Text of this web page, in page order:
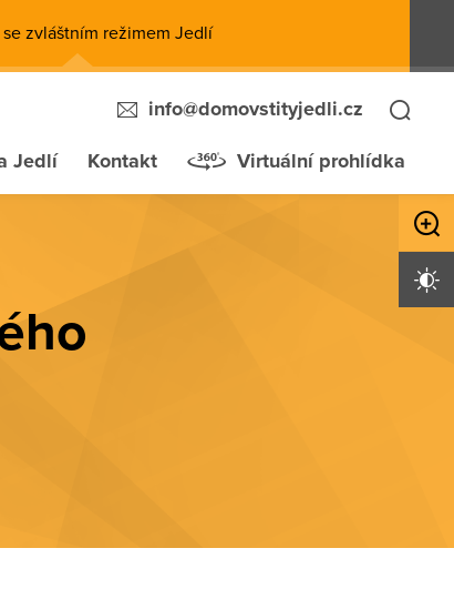
zvláštním režimem Jedlí
info@domovstityjedli.cz
Jedlí Kontakt Virtuální prohlídka